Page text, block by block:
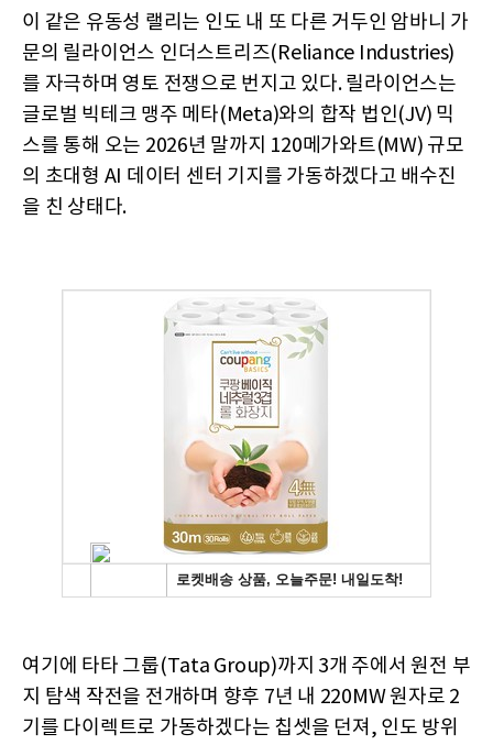
이 같은 유동성 랠리는 인도 내 또 다른 거두인 암바니 가
문의 릴라이언스 인더스트리즈(Reliance Industries)
를 자극하며 영토 전쟁으로 번지고 있다. 릴라이언스는
글로벌 빅테크 맹주 메타(Meta)와의 합작 법인(JV) 믹
스를 통해 오는 2026년 말까지 120메가와트(MW) 규모
의 초대형 AI 데이터 센터 기지를 가동하겠다고 배수진
을 친 상태다.
여기에 타타 그룹(Tata Group)까지 3개 주에서 원전 부
지 탐색 작전을 전개하며 향후 7년 내 220MW 원자로 2
기를 다이렉트로 가동하겠다는 칩셋을 던져, 인도 방위